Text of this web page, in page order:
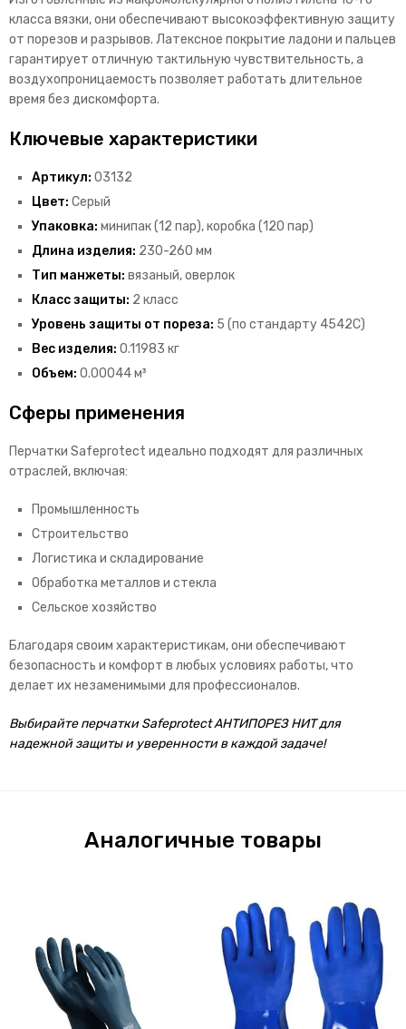
класса вязки, они обеспечивают высокоэффективную защиту
от порезов и разрывов. Латексное покрытие ладони и пальцев
гарантирует отличную тактильную чувствительность, а
воздухопроницаемость позволяет работать длительное
время без дискомфорта.
Ключевые характеристики
Артикул: 03132
Цвет: Серый
Упаковка: минипак (12 пар), коробка (120 пар)
Длина изделия: 230-260 мм
Тип манжеты: вязаный, оверлок
Класс защиты: 2 класс
Уровень защиты от пореза: 5 (по стандарту 4542С)
Вес изделия: 0.11983 кг
Объем: 0.00044 м³
Сферы применения
Перчатки Safeprotect идеально подходят для различных
отраслей, включая:
Промышленность
Строительство
Логистика и складирование
Обработка металлов и стекла
Сельское хозяйство
Благодаря своим характеристикам, они обеспечивают
безопасность и комфорт в любых условиях работы, что
делает их незаменимыми для профессионалов.
Выбирайте перчатки Safeprotect АНТИПОРЕЗ НИТ для
надежной защиты и уверенности в каждой задаче!
Аналогичные товары